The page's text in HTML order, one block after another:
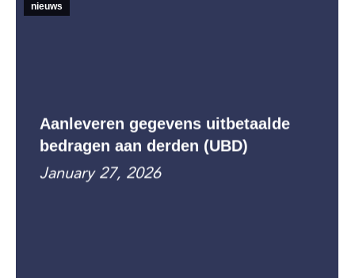
nieuws
Aanleveren gegevens uitbetaalde
bedragen aan derden (UBD)
January 27, 2026